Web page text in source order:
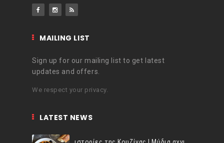
MAILING LIST
Sign up for our mailing list to get latest
updates and offers.
We respect your privacy.
LATEST NEWS